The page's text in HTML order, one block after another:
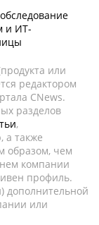
и ИТ-
или
редактором
CNews.
разделов
,
а также
образом, чем
компании
профиль.
дополнительной
или